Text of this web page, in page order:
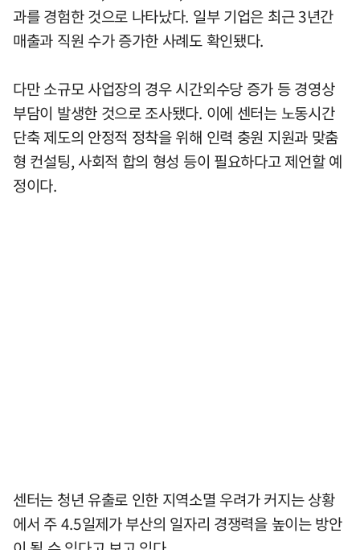
과를 경험한 것으로 나타났다. 일부 기업은 최근 3년간
매출과 직원 수가 증가한 사례도 확인됐다.
다만 소규모 사업장의 경우 시간외수당 증가 등 경영상
부담이 발생한 것으로 조사됐다. 이에 센터는 노동시간
단축 제도의 안정적 정착을 위해 인력 충원 지원과 맞춤
형 컨설팅, 사회적 합의 형성 등이 필요하다고 제언할 예
정이다.
센터는 청년 유출로 인한 지역소멸 우려가 커지는 상황
에서 주 4.5일제가 부산의 일자리 경쟁력을 높이는 방안